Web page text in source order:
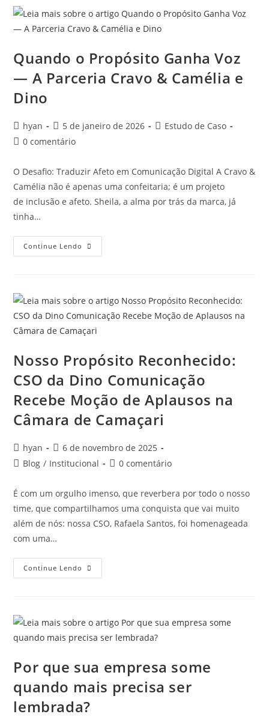
Quando o Propósito Ganha Voz
— A Parceria Cravo & Camélia e
Dino
hyan 5 de janeiro de 2026
Estudo de Caso
0 comentário
O Desafio: Traduzir Afeto em Comunicação Digital A Cravo &
Camélia não é apenas uma confeitaria; é um projeto
de inclusão e afeto. Sheila, a alma por trás da marca, já
tinha…
Continue Lendo
Nosso Propósito Reconhecido:
CSO da Dino Comunicação
Recebe Moção de Aplausos na
Câmara de Camaçari
hyan
6 de novembro de 2025
Blog / Institucional 0 comentário
É com um orgulho imenso, que reverbera por todo o nosso
time, que compartilhamos uma conquista que vai muito
além de nós: nossa CSO, Rafaela Santos, foi homenageada
com uma…
Continue Lendo
Por que sua empresa some
quando mais precisa ser
lembrada?